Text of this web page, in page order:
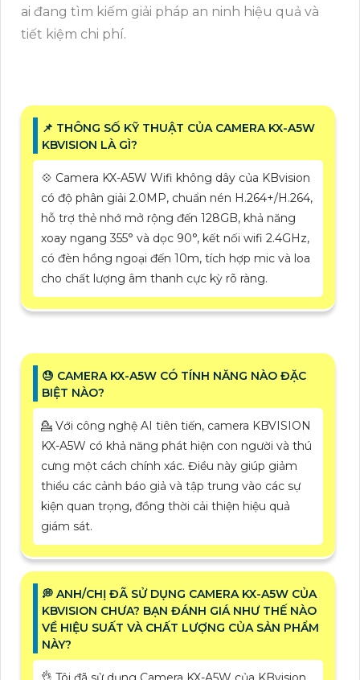
ai đang tìm kiếm giải pháp an ninh hiệu quả và
tiết kiệm chi phí.
📌 THÔNG SỐ KỸ THUẬT CỦA CAMERA KX-A5W
KBVISION LÀ GÌ?
💠 Camera KX-A5W Wifi không dây của KBvision
có độ phân giải 2.0MP, chuẩn nén H.264+/H.264,
hỗ trợ thẻ nhớ mở rộng đến 128GB, khả năng
xoay ngang 355° và dọc 90°, kết nối wifi 2.4GHz,
có đèn hồng ngoại đến 10m, tích hợp mic và loa
cho chất lượng âm thanh cực kỳ rõ ràng.
😓 CAMERA KX-A5W CÓ TÍNH NĂNG NÀO ĐẶC
BIỆT NÀO?
💁 Với công nghệ AI tiên tiến, camera KBVISION
KX-A5W có khả năng phát hiện con người và thú
cưng một cách chính xác. Điều này giúp giảm
thiểu các cảnh báo giả và tập trung vào các sự
kiện quan trọng, đồng thời cải thiện hiệu quả
giám sát.
️💭 ANH/CHỊ ĐÃ SỬ DỤNG CAMERA KX-A5W CỦA
KBVISION CHƯA? BẠN ĐÁNH GIÁ NHƯ THẾ NÀO
VỀ HIỆU SUẤT VÀ CHẤT LƯỢNG CỦA SẢN PHẨM
NÀY?